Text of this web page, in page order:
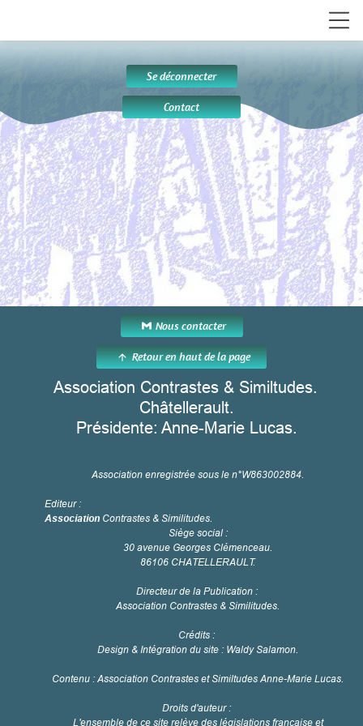
Se déconnecter
Contact
Nous contacter
arrow_upward Retour en haut de la page
Association Contrastes & Similtudes.
Châtellerault.
Présidente: Anne-Marie Lucas.
Association enregistrée sous le n°W863002884.
Editeur :
Association Contrastes & Similitudes.
Siège social :
30 avenue Georges Clémenceau.
86106 CHATELLERAULT.
Directeur de la Publication :
Association Contrastes & Similitudes.
Crédits :
Design & Intégration du site : Waldy Salamon.
Contenu : Association Contrastes et Similtudes Anne-Marie Lucas.
Droits d'auteur :
L'ensemble de ce site relève des législations française et